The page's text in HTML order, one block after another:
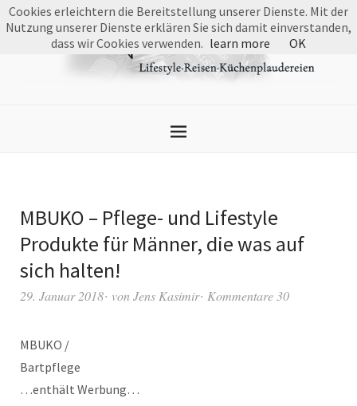
MBUKO – Pflege- und Lifestyle
Produkte für Männer, die was auf
sich halten!
29. Januar 2018 vonJens Kasimir Kommentare 30
MBUKO /
Bartpflege
…enthält Werbung…
Cookies erleichtern die Bereitstellung unserer Dienste. Mit der
Nutzung unserer Dienste erklären Sie sich damit einverstanden,
dass wir Cookies verwenden. learn more OK